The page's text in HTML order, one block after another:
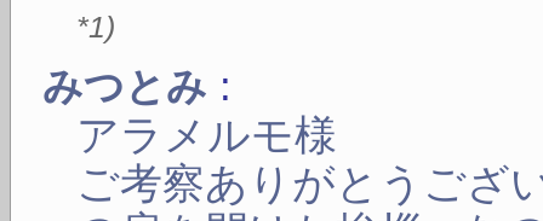
*1)
みつとみ :
アラメルモ様
ご考察ありがとうござ